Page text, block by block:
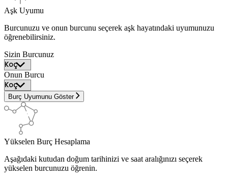
Aşk Uyumu
Burcunuzu ve onun burcunu seçerek aşk hayatındaki uyumunuzu
öğrenebilirsiniz.
Sizin Burcunuz
Onun Burcu
Burç Uyumunu Göster
Yükselen Burç Hesaplama
Aşağıdaki kutudan doğum tarihinizi ve saat aralığınızı seçerek
yükselen burcunuzu öğrenin.